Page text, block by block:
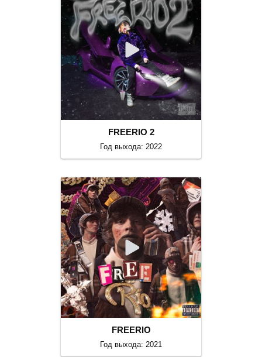
FREERIO 2
Год выхода: 2022
FREERIO
Год выхода: 2021